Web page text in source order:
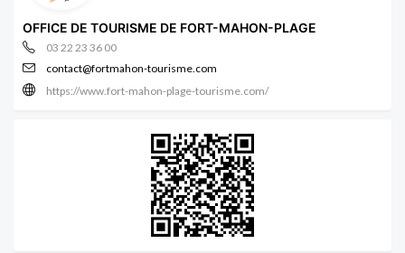
OFFICE DE TOURISME DE FORT-MAHON-PLAGE
03 22 23 36 00
contact@fortmahon-tourisme.com
https://www.fort-mahon-plage-tourisme.com/